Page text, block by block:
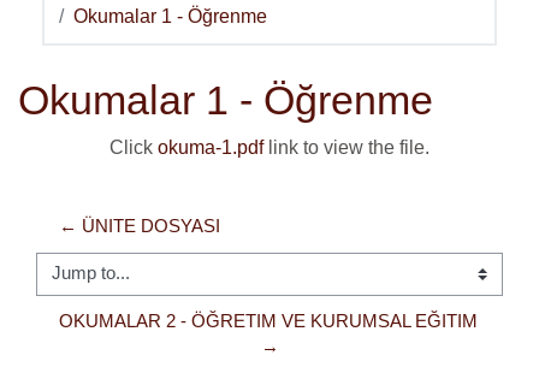
Okumalar 1 - Öğrenme
Okumalar 1 - Öğrenme
Click okuma-1.pdflink to view the file.
← ÜNITE DOSYASI
Jump to...
OKUMALAR 2 - ÖĞRETIM VE KURUMSAL EĞITIM
→